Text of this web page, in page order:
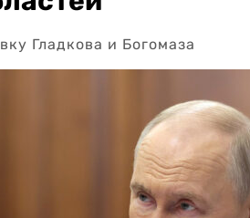
Гладкова и Богомаза